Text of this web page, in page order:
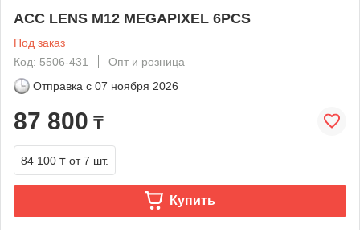
ACC LENS M12 MEGAPIXEL 6PCS
Под заказ
Код: 5506-431
Опт и розница
Отправка с 07 ноября 2026
87 800 ₸
84 100 ₸ от 7 шт.
Купить